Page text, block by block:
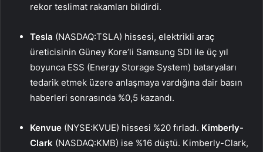
rekor teslimat rakamları bildirdi.
Tesla (NASDAQ:TSLA) hissesi, elektrikli araç
üreticisinin Güney Kore’li Samsung SDI ile üç yıl
boyunca ESS (Energy Storage System) bataryaları
tedarik etmek üzere anlaşmaya vardığına dair basın
haberleri sonrasında %0,5 kazandı.
Kenvue (NYSE:KVUE) hissesi %20 fırladı. Kimberly-
Clark (NASDAQ:KMB) ise %16 düştü. Kimberly-Clark,